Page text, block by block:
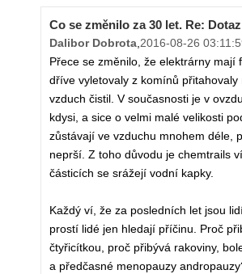
Co se změnilo za 30 let. Re: Dotaz
Dalibor Dobrota,2016-08-26
Přece se změnilo, že elektrárny mají
dříve vyletovaly z komínů
vzduch čistil. V současnosti je v
kdysi, a sice o velmi malé velikosti
zůstávají ve vzduchu mnohem déle,
neprší. Z toho důvodu je chemtrails
částicích se srážejí vodní kapky.
Každý ví, že za posledních let jsou
prostí lidé jen hledají příčinu. Proč
čtyřicítkou, proč přibývá rakoviny,
a předčasné menopauzy